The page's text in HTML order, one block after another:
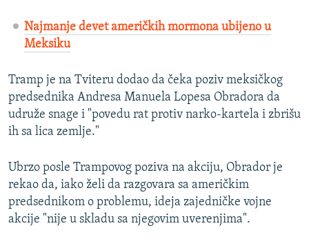
Najmanje devet američkih mormona ubijeno u
Meksiku
Tramp je na Tviteru dodao da čeka poziv meksičkog
predsednika Andresa Manuela Lopesa Obradora da
udruže snage i "povedu rat protiv narko-kartela i zbrišu
ih sa lica zemlje."
Ubrzo posle Trampovog poziva na akciju, Obrador je
rekao da, iako želi da razgovara sa američkim
predsednikom o problemu, ideja zajedničke vojne
akcije "nije u skladu sa njegovim uverenjima".